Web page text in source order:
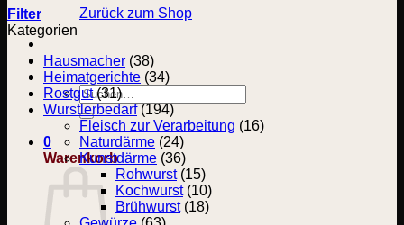
Zurück zum Shop
Suchen
nach:
0
Warenkorb
Filter
Kategorien
Hausmacher (38)
Heimatgerichte (34)
Rostgut (31)
Wurstlerbedarf (194)
Fleisch zur Verarbeitung (16)
Naturdärme (24)
Kunstdärme (36)
Rohwurst (15)
Kochwurst (10)
Brühwurst (18)